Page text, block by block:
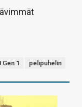
Gen 1 pelipuhelin